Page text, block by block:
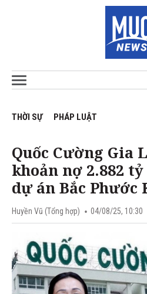
THỜI SỰ PHÁP LUẬT
Quốc Cường Gia
khoản nợ 2.882
dự án Bắc Phước
Huyền Vũ (Tổng hợp) 04/08/25, 10:30